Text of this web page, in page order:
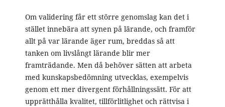
Om validering får ett större genomslag kan det i
stället innebära att synen på lärande, och framför
allt på var lärande äger rum, breddas så att
tanken om livslångt lärande blir mer
framträdande. Men då behöver sätten att arbeta
med kunskapsbedömning utvecklas, exempelvis
genom ett mer divergent förhållningssätt. För att
upprätthålla kvalitet, tillförlitlighet och rättvisa i